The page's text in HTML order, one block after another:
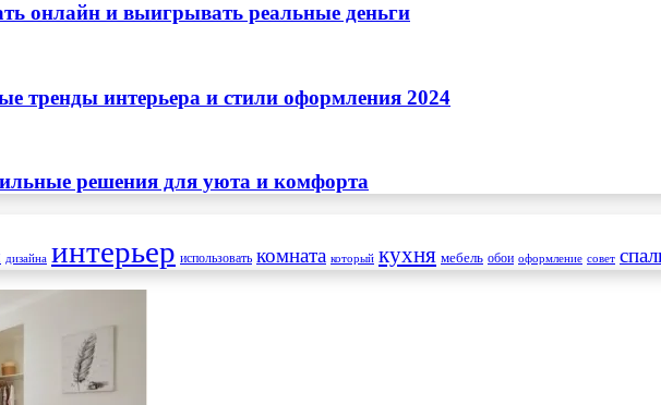
онлайн и выигрывать реальные деньги
тренды интерьера и стили оформления 2024
решения для уюта и комфорта
дизайна интерьер использовать комната который кухня мебель обои оформление совет